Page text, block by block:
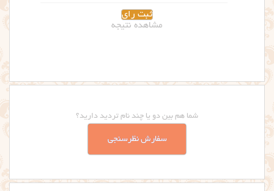
مشاهده نتیجه
شما هم بین دو یا چند نام تردید دارید؟
سفارش نظرسنجی